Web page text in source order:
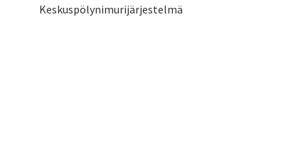
Keskuspölynimurijärjestelmä